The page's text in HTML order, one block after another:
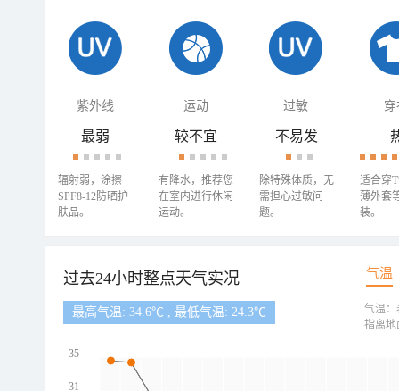
紫外线 运动 过敏 穿
最弱
辐射弱，涂擦
SPF8-12防晒护
肤品。
较不宜
有降水，推荐您
在室内进行休闲
运动。
不易发
除特殊体质，无
需担心过敏问
题。
适合穿
薄外套
装。
过去24小时整点天气实况 气温
最高气温: 34.6℃ , 最低气温: 24.3℃
35
31
气温：
指离地